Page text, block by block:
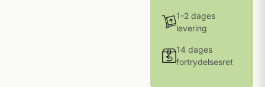
1-2 dages
levering
14 dages
fortrydelsesret